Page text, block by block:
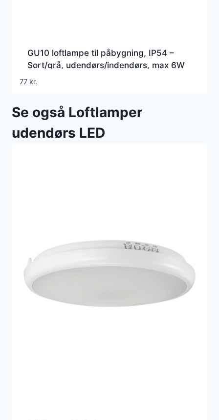
GU10 loftlampe til påbygning, IP54 –
Sort/grå, udendørs/indendørs, max 6W
LED, uden lyskilde
77 kr.
Se også Loftlamper
udendørs LED